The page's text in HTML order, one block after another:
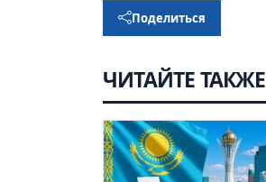
Поделиться
ЧИТАЙТЕ ТАКЖЕ